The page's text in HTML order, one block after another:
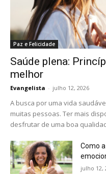
Paz e Felicidade
Saúde plena:
melhor
Evangelista - julho 12, 2026
A busca por uma vida
muitas pessoas. Ter mais
desfrutar de uma boa
Como
julho 12,